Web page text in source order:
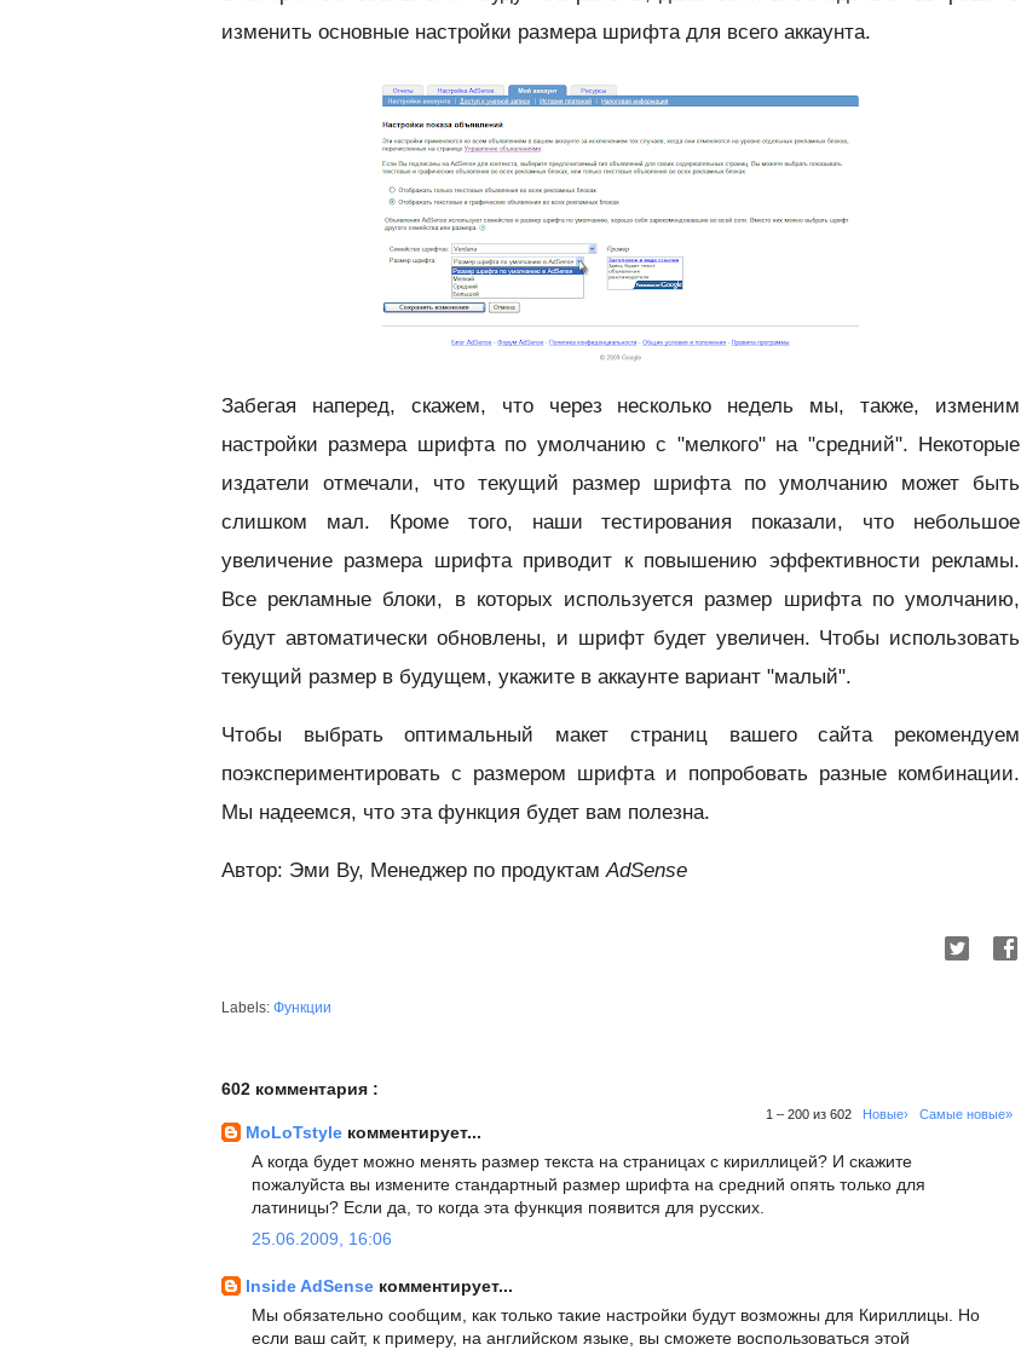
изменить основные настройки размера шрифта для всего аккаунта.
Забегая наперед, скажем, что через несколько недель мы, также, изменим
настройки размера шрифта по умолчанию с "мелкого" на "средний". Некоторые
издатели отмечали, что текущий размер шрифта по умолчанию может быть
слишком мал. Кроме того, наши тестирования показали, что небольшое
увеличение размера шрифта приводит к повышению эффективности рекламы.
Все рекламные блоки, в которых используется размер шрифта по умолчанию,
будут автоматически обновлены, и шрифт будет увеличен. Чтобы использовать
текущий размер в будущем, укажите в аккаунте вариант "малый".
Чтобы выбрать оптимальный макет страниц вашего сайта рекомендуем
поэкспериментировать с размером шрифта и попробовать разные комбинации.
Мы надеемся, что эта функция будет вам полезна.
Автор: Эми Ву, Менеджер по продуктам AdSense
Labels: Функции
602 комментария :
1 – 200 из 602 Новые› Самые новые»
MoLoTstyle комментирует...
А когда будет можно менять размер текста на страницах с кириллицей? И скажите
пожалуйста вы измените стандартный размер шрифта на средний опять только для
латиницы? Если да, то когда эта функция появится для русских.
25.06.2009, 16:06
Inside AdSense комментирует...
Мы обязательно сообщим, как только такие настройки будут возможны для Кириллицы. Но
если ваш сайт, к примеру, на английском языке, вы сможете воспользоваться этой